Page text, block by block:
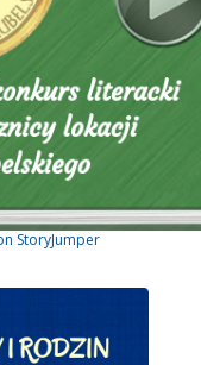
StoryJumper